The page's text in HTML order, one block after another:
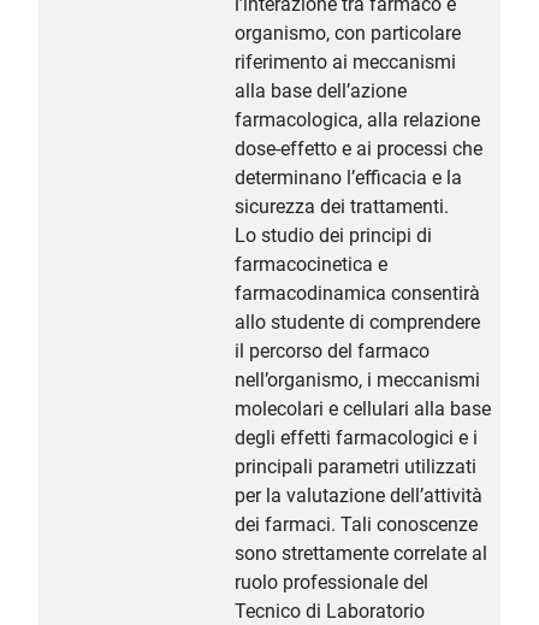
l’interazione tra farmaco e
organismo, con particolare
riferimento ai meccanismi
alla base dell’azione
farmacologica, alla relazione
dose-effetto e ai processi che
determinano l’efficacia e la
sicurezza dei trattamenti.
Lo studio dei principi di
farmacocinetica e
farmacodinamica consentirà
allo studente di comprendere
il percorso del farmaco
nell’organismo, i meccanismi
molecolari e cellulari alla base
degli effetti farmacologici e i
principali parametri utilizzati
per la valutazione dell’attività
dei farmaci. Tali conoscenze
sono strettamente correlate al
ruolo professionale del
Tecnico di Laboratorio